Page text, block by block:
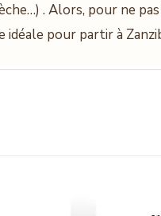
. Alors, pour ne
idéale pour partir à